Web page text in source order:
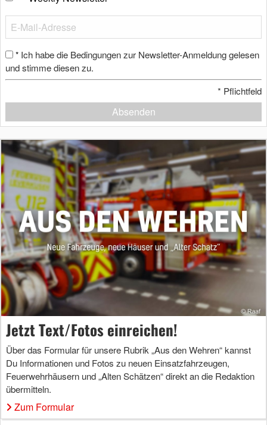
* Ich habe die Bedingungen zur Newsletter-Anmeldung gelesen
und stimme diesen zu.
* Pflichtfeld
Absenden
Jetzt Text/Fotos einreichen!
Über das Formular für unsere Rubrik „Aus den Wehren“ kannst
Du Informationen und Fotos zu neuen Einsatzfahrzeugen,
Feuerwehrhäusern und „Alten Schätzen“ direkt an die Redaktion
übermitteln.
Zum Formular